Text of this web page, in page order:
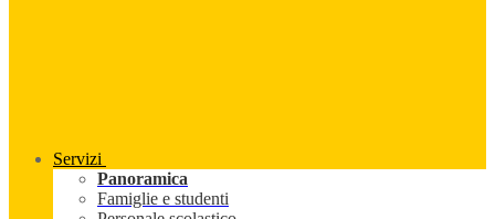
Servizi
Panoramica
Famiglie e studenti